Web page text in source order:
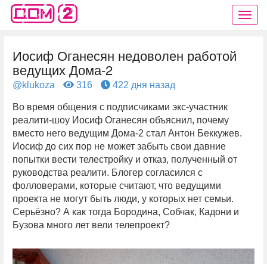
Иосиф Оганесян недоволен работой
ведущих Дома-2
@klukoza 316 422 дня назад
Во время общения с подписчиками экс-участник
реалити-шоу Иосиф Оганесян объяснил, почему
вместо него ведущим Дома-2 стал Антон Беккужев.
Иосиф до сих пор не может забыть свои давние
попытки вести телестройку и отказ, полученный от
руководства реалити. Блогер согласился с
фолловерами, которые считают, что ведущими
проекта не могут быть люди, у которых нет семьи.
Серьёзно? А как тогда Бородина, Собчак, Кадони и
Бузова много лет вели телепроект?